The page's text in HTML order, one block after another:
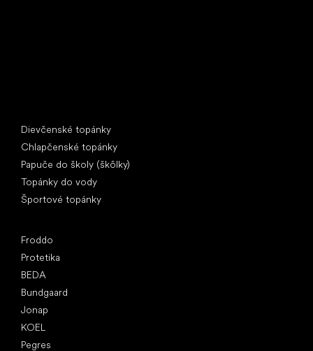
Dievčenské topánky
Chlapčenské topánky
Papuče do školy (škôlky)
Topánky do vody
Športové topánky
Froddo
Protetika
BEDA
Bundgaard
Jonap
KOEL
Pegres